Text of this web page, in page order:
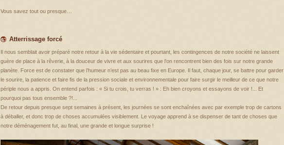
Vous savez tout ou presque…
Atterrissage forcé
Il nous semblait avoir préparé notre retour à la vie sédentaire et pourtant, les contingences de notre société ne laissent
guère de place à la rêverie, à la douceur de vivre et aux sourires que l’on rencontrent bien des fois sur notre grande
planète. Force est de constater que l’humeur n’est pas au beau fixe en Europe. Il faut, chaque jour, se battre pour garder
le sourire, la patience et faire fis de la pression sociale et environnementale pour faire surgir le meilleur de ce que notre
périple nous a appris. On entend parfois : « Si tu crois, tu verras ! » : Eh bien croyons et essayons de voir !... Et
pourquoi pas tous ensemble ?!...
De retour depuis presque sept semaines à présent, les journées se sont enchaînées avec par exemple trop de cartons
à déballer, et donc trop de choses accumulées visiblement. Le voyage apprend à se dispenser de tant de choses que
notre déménagement fut, au final, une grande et longue surprise !